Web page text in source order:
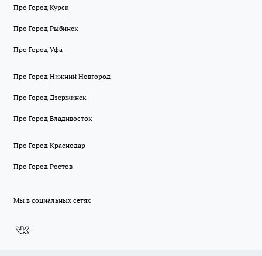
Про Город Курск
Про Город Рыбинск
Про Город Уфа
Про Город Нижний Новгород
Про Город Дзержинск
Про Город Владивосток
Про Город Краснодар
Про Город Ростов
Мы в социальных сетях